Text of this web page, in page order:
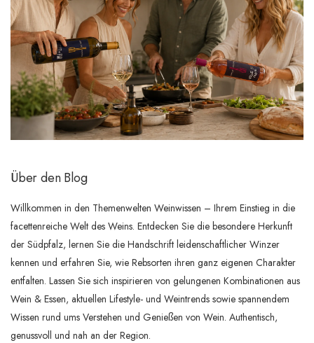
Über den Blog
Willkommen in den Themenwelten Weinwissen – Ihrem Einstieg in die
facettenreiche Welt des Weins. Entdecken Sie die besondere Herkunft
der Südpfalz, lernen Sie die Handschrift leidenschaftlicher Winzer
kennen und erfahren Sie, wie Rebsorten ihren ganz eigenen Charakter
entfalten. Lassen Sie sich inspirieren von gelungenen Kombinationen aus
Wein & Essen, aktuellen Lifestyle- und Weintrends sowie spannendem
Wissen rund ums Verstehen und Genießen von Wein. Authentisch,
genussvoll und nah an der Region.